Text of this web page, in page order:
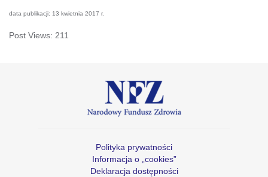
data publikacji: 13 kwietnia 2017 r.
Post Views: 211
Polityka prywatności
Informacja o „cookies”
Deklaracja dostępności